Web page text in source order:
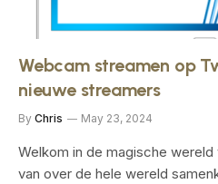
Webcam streamen op
nieuwe streamers
By Chris May 23, 2024
Welkom in de magische⁢
van over de ‌hele wereld